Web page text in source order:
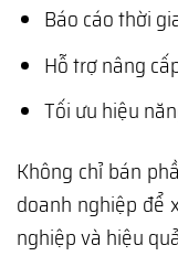
Báo cáo thời
Hỗ trợ nâng
Tối ưu hiệu
Không chỉ bán
doanh nghiệp để
nghiệp và hiệu